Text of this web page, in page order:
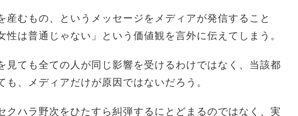
産むもの、というメッセージをメディアが発信すること
性は普通じゃない」という価値観を言外に伝えてしまう。
見ても全ての人が同じ影響を受けるわけではなく、当該都
も、メディアだけが原因ではないだろう。
クハラ野次をひたすら糾弾するにとどまるのではなく、実